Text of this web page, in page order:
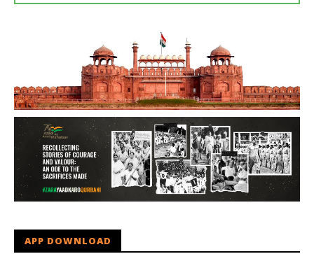
APP DOWNLOAD